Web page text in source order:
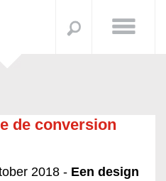
de conversion
2018 - Een design